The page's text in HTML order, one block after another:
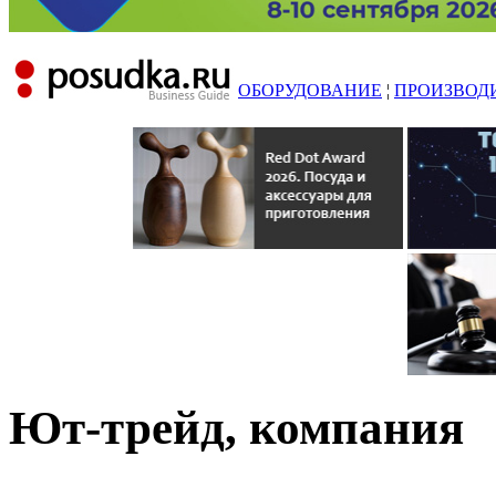
ОБОРУДОВАНИЕ ¦
Ют-трейд, компания